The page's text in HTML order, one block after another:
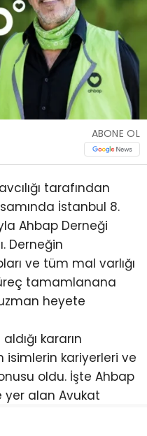
ABONE OL
tarafından
İstanbul 8.
Ahbap Derneği
Derneğin
ve tüm mal varlığı
tamamlanana
heyete
kararın
kariyerleri ve
oldu. İşte Ahbap
yer alan Avukat